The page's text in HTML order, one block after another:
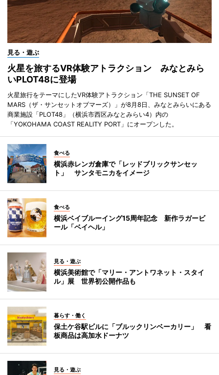
見る・遊ぶ
火星を旅するVR体験アトラクション みなとみら
いPLOT48に登場
火星旅行をテーマにしたVR体験アトラクション「THE SUNSET OF
MARS（ザ・サンセットオブマーズ）」が8月8日、みなとみらいにある
商業施設「PLOT48」（横浜市西区みなとみらい4）内の
「YOKOHAMA COAST REALITY PORT」にオープンした。
食べる
横浜赤レンガ倉庫で「レッドブリックサンセッ
ト」 サンタモニカをイメージ
食べる
横浜ベイブルーイング15周年記念 新作ラガービ
ール「ベイヘル」
見る・遊ぶ
横浜美術館で「マリー・アントワネット・スタイ
ル」展 世界初公開作品も
暮らす・働く
保土ケ谷駅ビルに「ブルックリンベーカリー」 看
板商品は高加水ドーナツ
見る・遊ぶ